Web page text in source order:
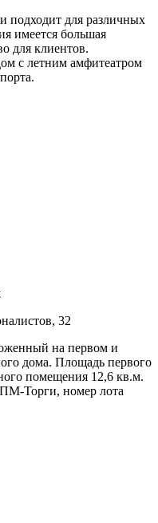
подходит для различных
имеется большая
для клиентов.
с летним амфитеатром
32
на первом и
дома. Площадь первого
помещения 12,6 кв.м.
Торги, номер лота